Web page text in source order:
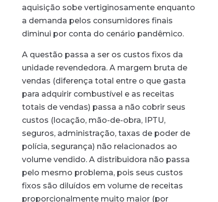
aquisição sobe vertiginosamente enquanto
a demanda pelos consumidores finais
diminui por conta do cenário pandêmico.
A questão passa a ser os custos fixos da
unidade revendedora. A margem bruta de
vendas (diferença total entre o que gasta
para adquirir combustível e as receitas
totais de vendas) passa a não cobrir seus
custos (locação, mão-de-obra, IPTU,
seguros, administração, taxas de poder de
polícia, segurança) não relacionados ao
volume vendido. A distribuidora não passa
pelo mesmo problema, pois seus custos
fixos são diluídos em volume de receitas
proporcionalmente muito maior (por